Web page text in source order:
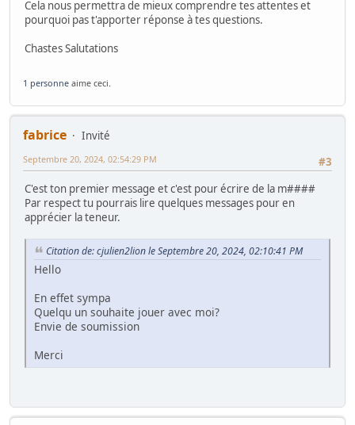
Cela nous permettra de mieux comprendre tes attentes et
pourquoi pas t'apporter réponse à tes questions.
Chastes Salutations
1 personne aime ceci.
fabrice
Invité
#3
Septembre 20, 2024, 02:54:29 PM
C'est ton premier message et c'est pour écrire de la m####
Par respect tu pourrais lire quelques messages pour en
apprécier la teneur.
Citation de: cjulien2lion le Septembre 20, 2024, 02:10:41 PM
Hello
En effet sympa
Quelqu un souhaite jouer avec moi?
Envie de soumission
Merci